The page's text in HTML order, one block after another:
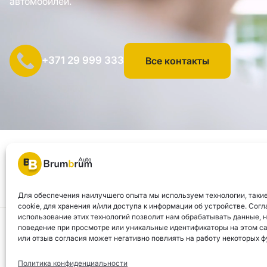
Для обеспечения наилучшего опыта мы используем технологии,
cookie, для хранения и/или доступа к информации об устройстве.
использование этих технологий позволит нам обрабатывать данные,
поведение при просмотре или уникальные идентификаторы на этом
или отзыв согласия может негативно повлиять на работу некоторых
Политика конфиденциальности
+371 29 999 333 Все контакты
SIA "AUTOCLICK", рег. № 40203371960, адрес: ул.
Brum Brum Auto не является финансовым учреждением, но
наилучшие финансовые решения, соответствующие вашим